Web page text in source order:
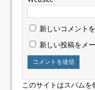
新しいコメント
新しい投稿をメ
このサイトはスパム